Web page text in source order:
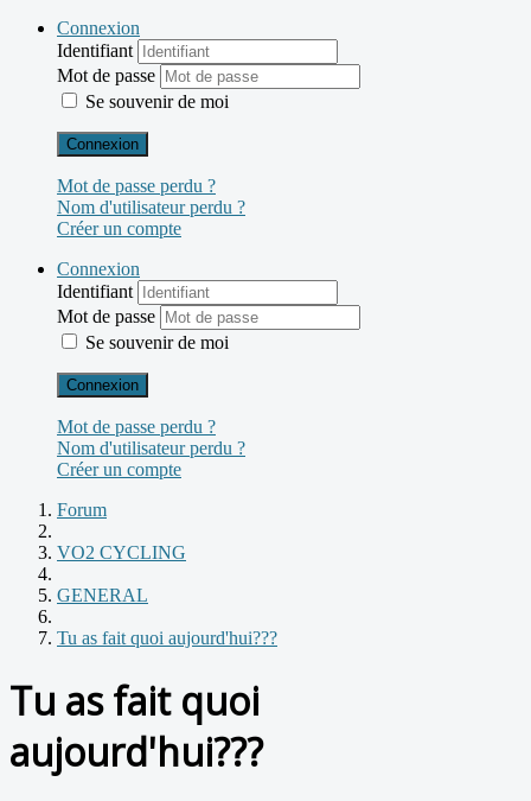
Connexion
Identifiant
Mot de passe
Se souvenir de moi
Connexion
Mot de passe perdu ?
Nom d'utilisateur perdu ?
Créer un compte
Connexion
Identifiant
Mot de passe
Se souvenir de moi
Connexion
Mot de passe perdu ?
Nom d'utilisateur perdu ?
Créer un compte
Forum
VO2 CYCLING
GENERAL
Tu as fait quoi aujourd'hui???
Tu as fait quoi
aujourd'hui???